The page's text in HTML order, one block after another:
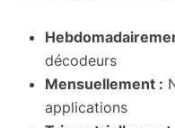
décodeurs
Mensuellement :
applications